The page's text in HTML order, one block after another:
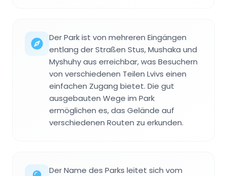
Der Park ist von mehreren Eingängen
entlang der Straßen Stus, Mushaka und
Myshuhy aus erreichbar, was Besuchern
von verschiedenen Teilen Lvivs einen
einfachen Zugang bietet. Die gut
ausgebauten Wege im Park
ermöglichen es, das Gelände auf
verschiedenen Routen zu erkunden.
Der Name des Parks leitet sich vom